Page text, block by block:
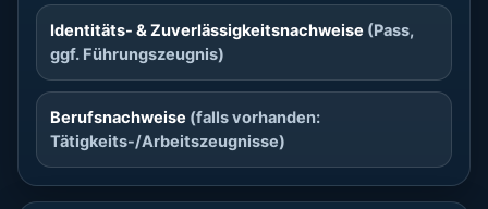
Identitäts- & Zuverlässigkeitsnachweise (Pass,
ggf. Führungszeugnis)
Berufsnachweise (falls vorhanden:
Tätigkeits-/Arbeitszeugnisse)